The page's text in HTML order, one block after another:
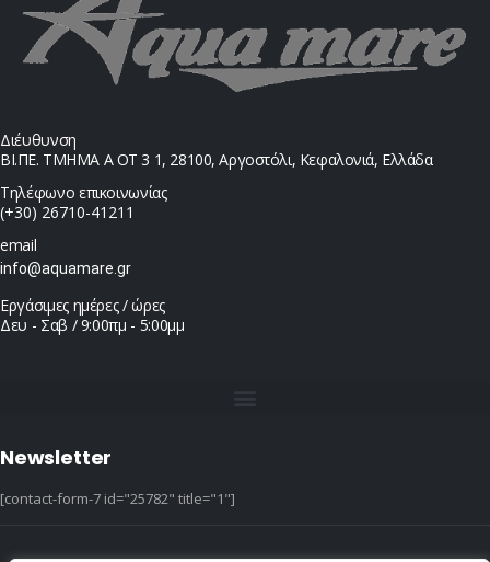
Διέυθυνση
ΒΙ.ΠΕ. ΤΜΗΜΑ Α ΟΤ 3 1, 28100, Αργοστόλι, Κεφαλονιά, Ελλάδα
Τηλέφωνο επικοινωνίας
(+30) 26710-41211
email
info@aquamare.gr
Εργάσιμες ημέρες / ώρες
Δευ - Σαβ / 9:00πμ - 5:00μμ
Newsletter
[contact-form-7 id="25782" title="1"]